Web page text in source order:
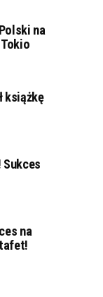
na
książkę
Sukces
na